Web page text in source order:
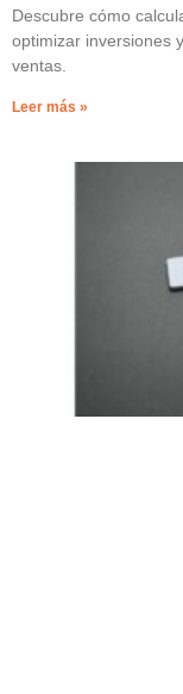
Descubre cómo
optimizar inversiones
ventas.
Leer más »